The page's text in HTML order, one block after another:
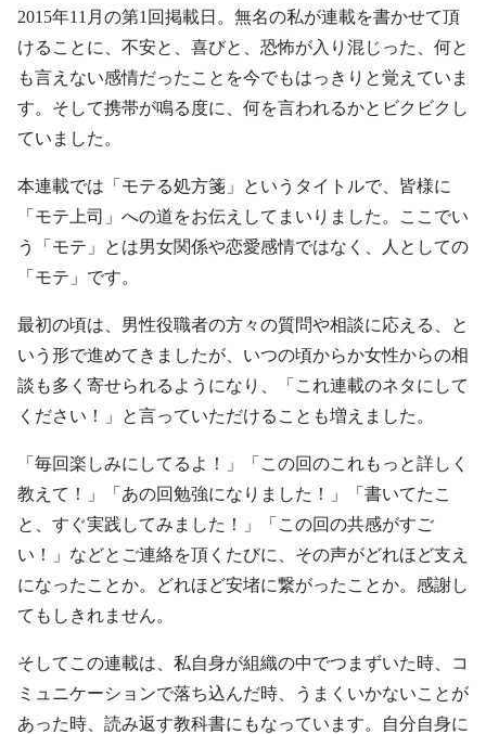
2015年11月の第1回掲載日。無名の私が連載を書かせて頂
けることに、不安と、喜びと、恐怖が入り混じった、何と
も言えない感情だったことを今でもはっきりと覚えていま
す。そして携帯が鳴る度に、何を言われるかとビクビクし
ていました。
本連載では「モテる処方箋」というタイトルで、皆様に
「モテ上司」への道をお伝えしてまいりました。ここでい
う「モテ」とは男女関係や恋愛感情ではなく、人としての
「モテ」です。
最初の頃は、男性役職者の方々の質問や相談に応える、と
いう形で進めてきましたが、いつの頃からか女性からの相
談も多く寄せられるようになり、「これ連載のネタにして
ください！」と言っていただけることも増えました。
「毎回楽しみにしてるよ！」「この回のこれもっと詳しく
教えて！」「あの回勉強になりました！」「書いてたこ
と、すぐ実践してみました！」「この回の共感がすご
い！」などとご連絡を頂くたびに、その声がどれほど支え
になったことか。どれほど安堵に繋がったことか。感謝し
てもしきれません。
そしてこの連載は、私自身が組織の中でつまずいた時、コ
ミュニケーションで落ち込んだ時、うまくいかないことが
あった時、読み返す教科書にもなっています。自分自身に